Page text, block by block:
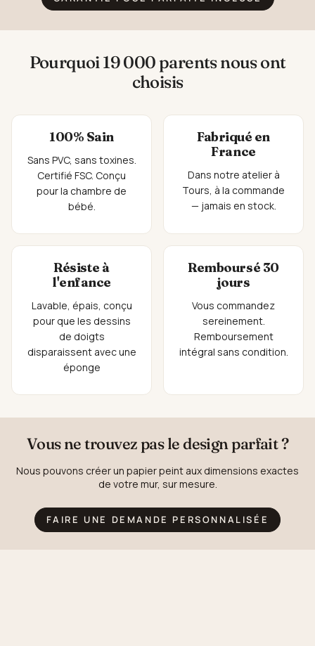
Pourquoi 19 000 parents nous ont
choisis
100% Sain
Sans PVC, sans toxines.
Certifié FSC. Conçu
pour la chambre de
bébé.
Fabriqué en
France
Dans notre atelier à
Tours, à la commande
— jamais en stock.
Résiste à
l'enfance
Lavable, épais, conçu
pour que les dessins
de doigts
disparaissent avec une
éponge
Remboursé 30
jours
Vous commandez
sereinement.
Remboursement
intégral sans condition.
Vous ne trouvez pas le design parfait ?
Nous pouvons créer un papier peint aux dimensions exactes
de votre mur, sur mesure.
FAIRE UNE DEMANDE PERSONNALISÉE